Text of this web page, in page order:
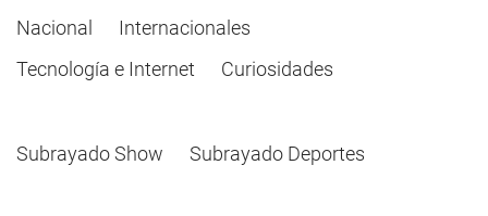
Nacional
Internacionales
Tecnología e Internet
Curiosidades
Subrayado Show Subrayado Deportes